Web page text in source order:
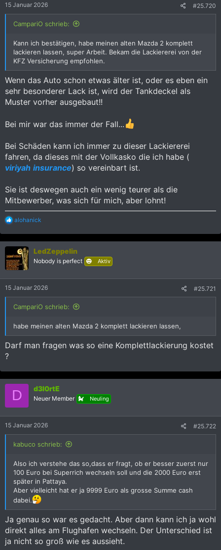
n
:
15 Januar 2026 #25.720
CampariO schrieb:
Kann ich bestätigen, habe meinen alten Mazda 2 komplett
lackieren lassen, super Arbeit. Bekam die Lackiererei von der
KFZ Versicherung empfohlen.
Wenn das Auto schon etwas älter ist, oder es eben ein
sehr besonderer Lack ist, wird der Tankdeckel als
Muster vorher ausgebaut!!
Bei mir war das immer der Fall...
Bei Schäden kann ich immer zu dieser Lackiererei
fahren, da dieses mit der Vollkasko die ich habe (
viriyah insurance) so vereinbart ist.
Sie ist deswegen auch ein wenig teurer als die
Mitbewerber, was sich für mich, aber lohnt!
R
a
k
i
o
n
:
alohanick
LedZeppelin
Nobody is perfect Aktiv
15 Januar 2026 #25.721
CampariO schrieb:
habe meinen alten Mazda 2 komplett lackieren lassen,
Darf man fragen was so eine Komplettlackierung kostet
?
D d3l0rtE
Neuer Member Neuling
15 Januar 2026 #25.722
kabuco schrieb:
Also ich verstehe das so,dass er fragt, ob er besser zuerst nur
100 Euro bei Superrich wechseln soll und die 2000 Euro erst
später in Pattaya.
Aber vielleicht hat er ja 9999 Euro als grosse Summe cash
dabei.
Ja genau so war es gedacht. Aber dann kann ich ja wohl
direkt alles am Flughafen wechseln. Der Unterschied ist
ja nicht so groß wie es aussieht.